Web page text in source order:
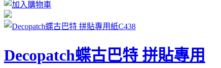
Decopatch蝶古巴特 拼貼專用